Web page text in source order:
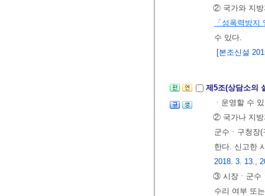
② 국가와 지방
「성폭력방
수 있다.
[본조신설
제5조(상담소의
ㆍ운영할 수
② 국가나 지방
군수ㆍ구청장
한다. 신고한
2018. 3. 13.,
③ 시장ㆍ군수
수리 여부 또